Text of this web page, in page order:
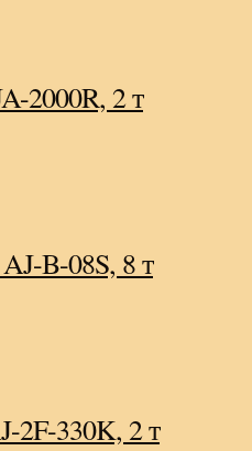
2000R, 2 т
B-08S, 8 т
2F-330K, 2 т